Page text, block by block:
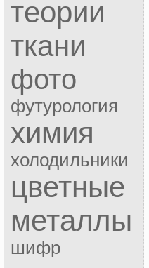
теории
ткани
фото
футурология
химия
холодильники
цветные
металлы
шифр